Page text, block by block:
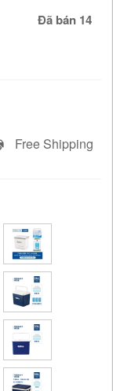
Đã bán 14
Free Shipping